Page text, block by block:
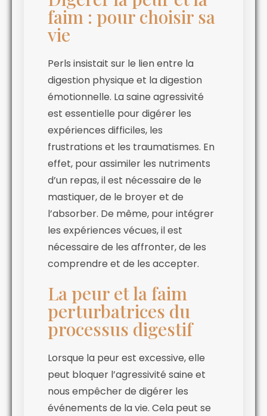
faim : pour choisir sa
vie
Perls insistait sur le lien entre la
digestion physique et la digestion
émotionnelle. La saine agressivité
est essentielle pour digérer les
expériences difficiles, les
frustrations et les traumatismes. En
effet, pour assimiler les nutriments
d’un repas, il est nécessaire de le
mastiquer, de le broyer et de
l’absorber. De même, pour intégrer
les expériences vécues, il est
nécessaire de les affronter, de les
comprendre et de les accepter.
La peur et la faim
perturbatrices du
processus digestif
Lorsque la peur est excessive, elle
peut bloquer l’agressivité saine et
nous empêcher de digérer les
événements de la vie. Cela peut se